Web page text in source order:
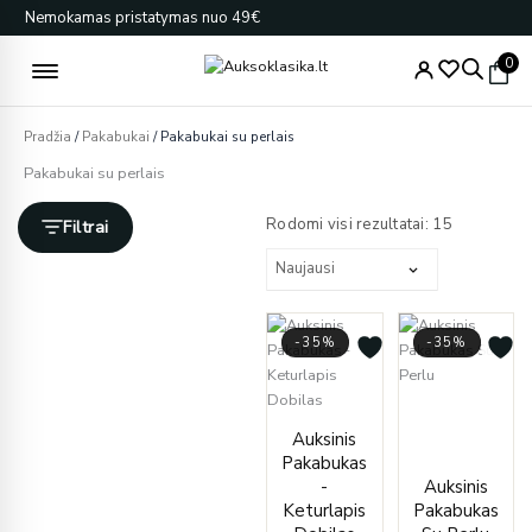
Pereiti
prie
turinio
Nemokamas pristatymas nuo 49€
0
Pradžia /Pakabukai / Pakabukai su perlais
Pakabukai su perlais
Filtrai Rodomi visi rezultatai: 15pagal
-35%
Auksinis
Pakabukas
-
Keturlapis
range:
€163.00
through
€251.00
-35%
Auksinis
Pakabukas